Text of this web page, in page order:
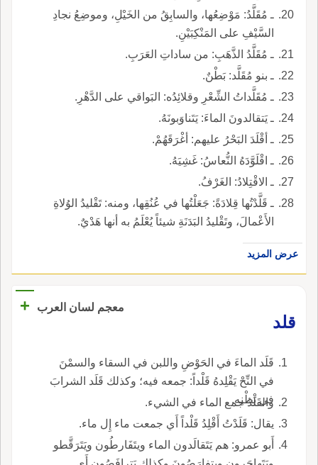
ـ مُقَلَّدُ: مَوْضِعُها، والسابِقُ من الخَيْلِ، وموضِعُ نجادِ
السَّيْفِ على المَنْكِبَيْنِ.
ـ مُقَلَّدُ الذَّهَبِ: من ساداتِ العَرَبِ.
ـ بنو مُقَلَّد: بَطْنٌ.
ـ مُقَلَّداتُ الشِّعْرِ وقلائِدُه: البَواقي على الدَّهْرِ.
ـ يَتقالدونَ الماءَ: يَتَناوَبونَهُ.
ـ أقْلَدَ البَحْرُ عليهم: أغْرَقَهُمْ.
ـ اقْلَوَّدَهُ النُّعاسُ: غَشِيَهُ.
ـ الاقْتِلادُ: الغَرْفُ.
ـ قَلَّدْتُها قِلادَةً: جَعَلْتُها في عُنُقِها، ومنه: تَقْليدُ الوُلاةِ
الأَعْمالَ، وتَقْليدُ البَدَنَةِ شيئاً يُعْلَمُ به أنها هَدْيٌ.
عرض المزيد
معجم لسان العرب
+
قلد
قَلَد الماءَ في الحَوْضِ واللبن في السقاء والسمْنَ
في النِّحْ يَقْلِدهُ قَلْداً: جمعه فيه؛ وكذلك قَلَد الشرابَ
في بَطْنِه.
والقَلْدُ جمع الماء في الشيء.
يقال: قَلَدْتُ أَقْلِدُ قَلْداً أَي جمعت ماء إِل ماء.
أَبو عمرو: هم يَتَقالَدون الماء ويتَفَارطُون ويَتَرَقَّطو